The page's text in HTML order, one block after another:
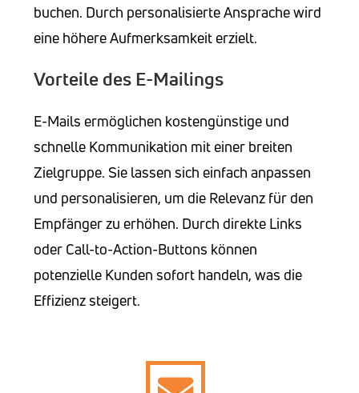
buchen. Durch personalisierte Ansprache wird
eine höhere Aufmerksamkeit erzielt.
Vorteile des E-Mailings
E-Mails ermöglichen kostengünstige und
schnelle Kommunikation mit einer breiten
Zielgruppe. Sie lassen sich einfach anpassen
und personalisieren, um die Relevanz für den
Empfänger zu erhöhen. Durch direkte Links
oder Call-to-Action-Buttons können
potenzielle Kunden sofort handeln, was die
Effizienz steigert.